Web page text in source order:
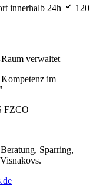
innerhalb 24h
120+
verwaltet
im
FZCO
Sparring,